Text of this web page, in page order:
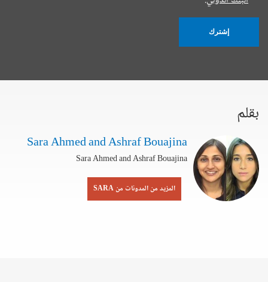
إشترك
بقلم
Sara Ahmed and Ashraf Bouajina
Sara Ahmed and Ashraf Bouajina
المزيد من المدونات من SARA